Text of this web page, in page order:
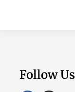
Follow Us